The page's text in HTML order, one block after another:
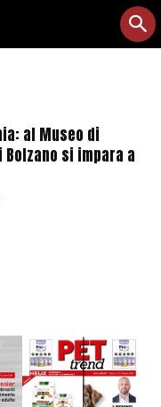
al Museo di
si impara a